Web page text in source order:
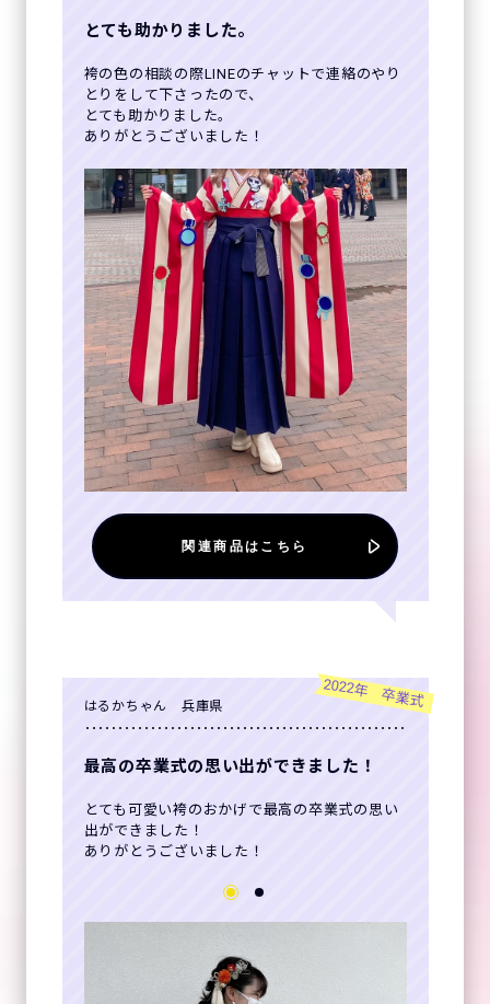
とても助かりました。
袴の色の相談の際LINEのチャットで連絡のやり
とりをして下さったので、
とても助かりました。
ありがとうございました！
関連商品はこちら
2022年 卒業式
はるかちゃん 兵庫県
最高の卒業式の思い出ができました！
とても可愛い袴のおかげで最高の卒業式の思い
出ができました！
ありがとうございました！